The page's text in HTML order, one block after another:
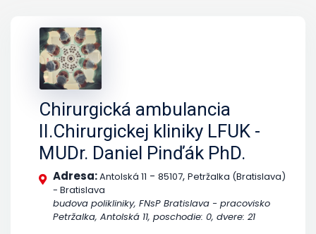
Chirurgická ambulancia
II.Chirurgickej kliniky LFUK -
MUDr. Daniel Pinďák PhD.
Adresa:Antolská 11 - 85107, Petržalka (Bratislava)
- Bratislava
budova polikliniky, FNsP Bratislava - pracovisko
Petržalka, Antolská 11, poschodie: 0, dvere: 21